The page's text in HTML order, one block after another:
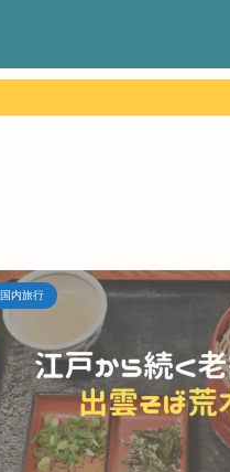
国内旅行